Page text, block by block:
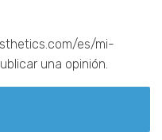
es/mi-
una opinión.